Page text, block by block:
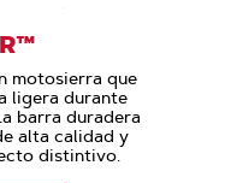
motosierra que
ligera durante
barra duradera
alta calidad y
distintivo.